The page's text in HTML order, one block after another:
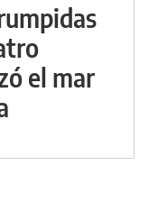
el mar